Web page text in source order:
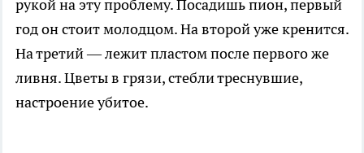
рукой на эту проблему. Посадишь пион, первый
год он стоит молодцом. На второй уже кренится.
На третий — лежит пластом после первого же
ливня. Цветы в грязи, стебли треснувшие,
настроение убитое.